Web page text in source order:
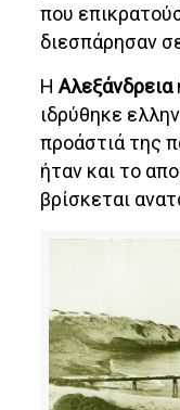
που
διεσπάρησαν
ΗΑλεξάνδρεια
ιδρύθηκε
προάστιά της
ήταν και το
βρίσκεται